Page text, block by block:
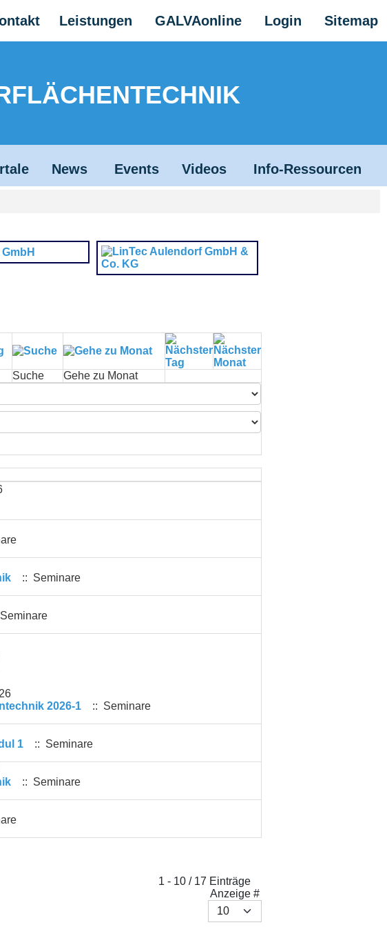
Leistungen GALVAonline Login Sitemap
News Events Videos Info-Ressourcen
Suche Gehe zu Monat
:: Seminare
2026-1
:: Seminare
1
:: Seminare
:: Seminare
1 - 10 / 17 Einträge
Anzeige #